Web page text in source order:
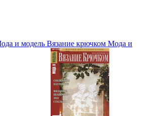
и модель Вязание крючком Мода и